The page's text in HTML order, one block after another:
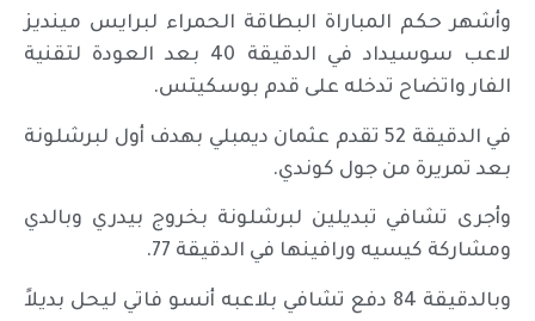
وأشهر حكم المباراة البطاقة الحمراء لبرايس مينديز
لاعب سوسيداد في الدقيقة 40 بعد العودة لتقنية
الفار واتضاح تدخله على قدم بوسكيتس.
في الدقيقة 52 تقدم عثمان ديمبلي بهدف أول لبرشلونة
بعد تمريرة من جول كوندي.
وأجرى تشافي تبديلين لبرشلونة بخروج بيدري وبالدي
ومشاركة كيسيه ورافينها في الدقيقة 77.
وبالدقيقة 84 دفع تشافي بلاعبه أنسو فاتي ليحل بديلاً